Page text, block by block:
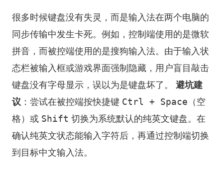
很多时候键盘没有失灵，而是输入法在两个电脑的
同步传输中发生卡死。例如，控制端使用的是微软
拼音，而被控端使用的是搜狗输入法。由于输入状
态栏被输入框或游戏界面强制隐藏，用户盲目敲击
键盘没有字母显示，误以为是键盘坏了。 避坑建
议 ：尝试在被控端按快捷键 Ctrl + Space （空
格）或 Shift 切换为系统默认的纯英文键盘。在
确认纯英文状态能输入字符后，再通过控制端切换
到目标中文输入法。